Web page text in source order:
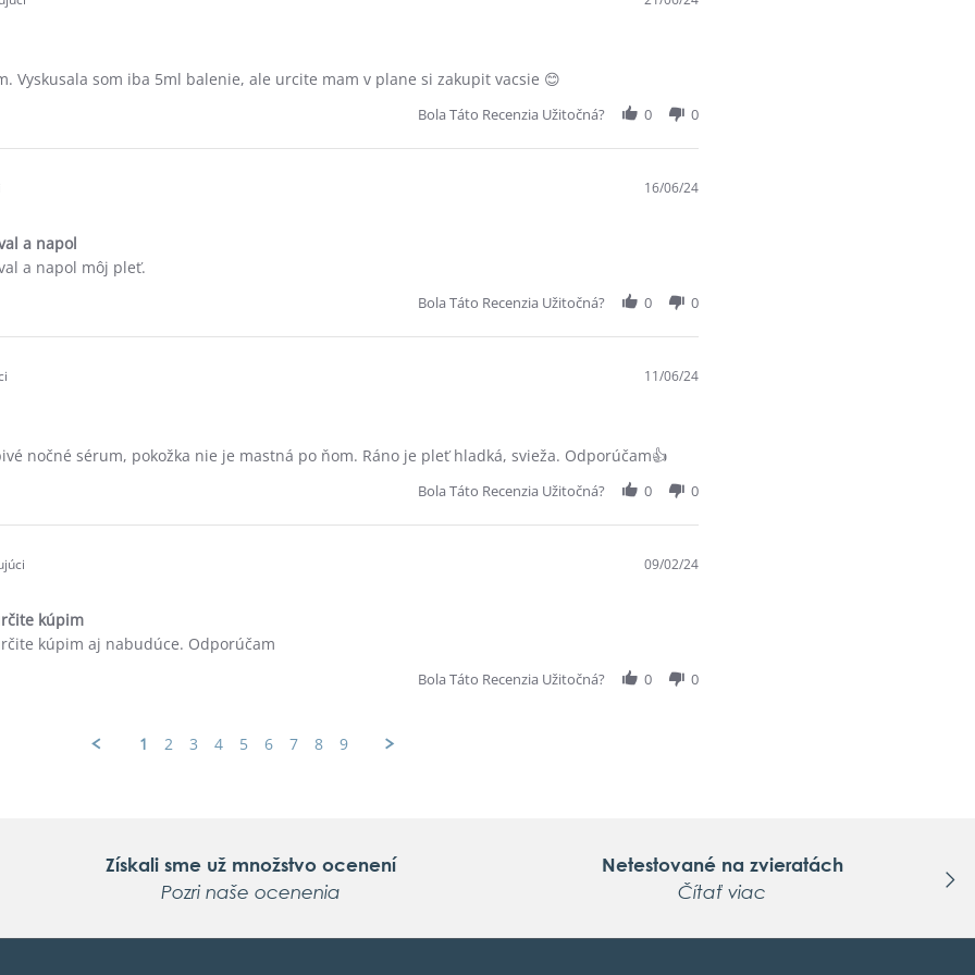
Vyskusala som iba 5ml balenie, ale urcite mam v plane si zakupit vacsie 😊
Bola Táto Recenzia Užitočná? 0 0
16/06/24
a napol
a napol môj pleť.
Bola Táto Recenzia Užitočná? 0 0
11/06/24
nočné sérum, pokožka nie je mastná po ňom. Ráno je pleť hladká, svieža. Odporúčam👍
Bola Táto Recenzia Užitočná? 0 0
09/02/24
kúpim
kúpim aj nabudúce. Odporúčam
Bola Táto Recenzia Užitočná? 0 0
1 2 3 4 5 6 7 8 9
Získali sme už množstvo ocenení
Pozri naše ocenenia
Netestované na zvieratách
Čítať viac